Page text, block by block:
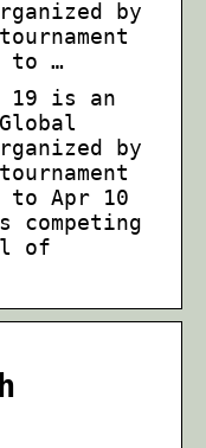
by
to …
19 is an
by
to Apr 10
competing
of